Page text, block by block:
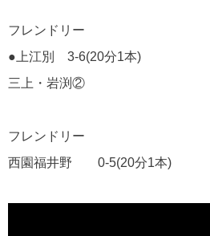
フレンドリー
●上江別 3-6(20分1本)
三上・岩渕②
フレンドリー
西園福井野 0-5(20分1本)